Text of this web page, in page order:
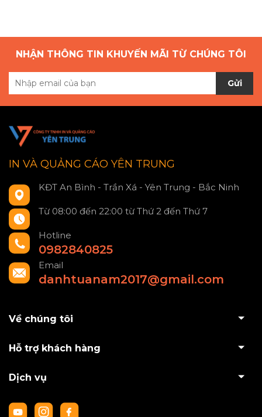
NHẬN THÔNG TIN KHUYẾN MÃI TỪ CHÚNG TÔI
Gửi
IN VÀ QUẢNG CÁO YÊN TRUNG
KĐT An Bình - Trần Xá - Yên Trung - Bắc Ninh
Từ 08:00 đến 22:00 từ Thứ 2 đến Thứ 7
Hotline
0982840825
Email
danhtuanam2017@gmail.com
Về chúng tôi
Hỗ trợ khách hàng
Dịch vụ